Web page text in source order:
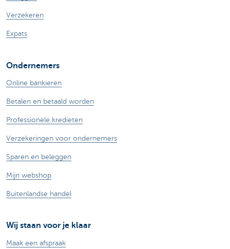
Verzekeren
Expats
Ondernemers
Online bankieren
Betalen en betaald worden
Professionele kredieten
Verzekeringen voor ondernemers
Sparen en beleggen
Mijn webshop
Buitenlandse handel
Wij staan voor je klaar
Maak een afspraak